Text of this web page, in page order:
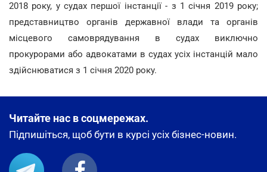
2018 року, у судах першої інстанції - з 1 січня 2019 року;
представництво органів державної влади та органів
місцевого самоврядування в судах виключно
прокурорами або адвокатами в судах усіх інстанцій мало
здійснюватися з 1 січня 2020 року.
Читайте нас в соцмережах.
Підпишіться, щоб бути в курсі усіх бізнес-новин.